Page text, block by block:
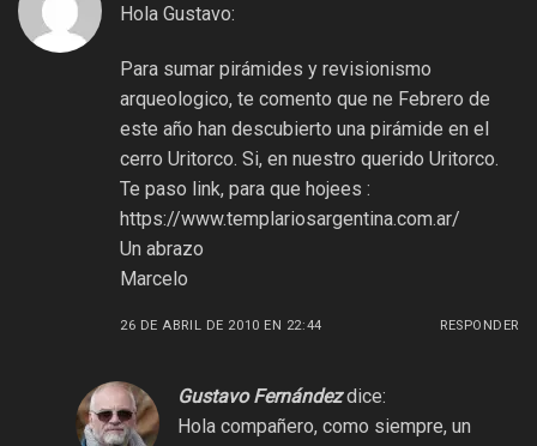
Hola Gustavo:
Para sumar pirámides y revisionismo
arqueologico, te comento que ne Febrero de
este año han descubierto una pirámide en el
cerro Uritorco. Si, en nuestro querido Uritorco.
Te paso link, para que hojees :
https://www.templariosargentina.com.ar/
Un abrazo
Marcelo
26 DE ABRIL DE 2010 EN 22:44 RESPONDER
Gustavo Fernández dice:
Hola compañero, como siempre, un